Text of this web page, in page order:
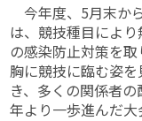
今年度、5月末か
は、競技種目によ
の感染防止対策を
胸に競技に臨む姿
き、多くの関係者
年より一歩進んだ